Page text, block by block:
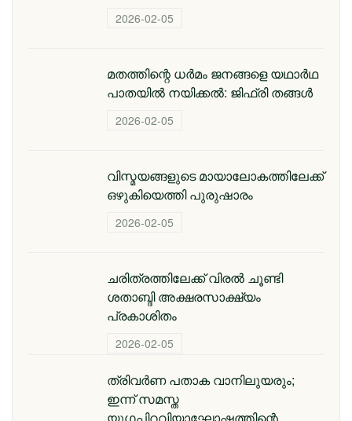
2026-02-05
മതത്തിന്റെ ധര്‍മം ജനങ്ങളെ യഥാര്‍ഥ
പാതയില്‍ നയിക്കല്‍: ജിഫ്‌രി തങ്ങള്‍
2026-02-05
വിസ്മയങ്ങളുടെ മായാലോകത്തിലേക്ക്
ഒഴുകിയെത്തി പുരുഷാരം
2026-02-05
ചരിത്രത്തിലേക്ക് വിരൽ ചൂണ്ടി
ശതാബ്ദി അക്ഷരസാക്ഷ്യം
പ്രകാശിതം
2026-02-05
ത്രിവർണ പതാക വാനിലുയരും;
ഇന്ന് സമസ്ത